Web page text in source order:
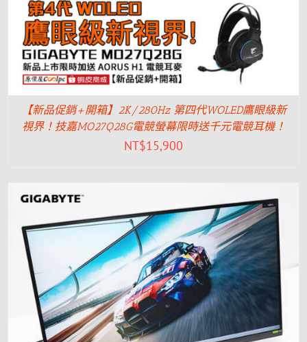
【新品促銷+開箱】2K/280Hz 第四代WOLED鷹眼級新
視界！技嘉MO27Q28G電競螢幕限時送千元電競耳機！
NT$15,900